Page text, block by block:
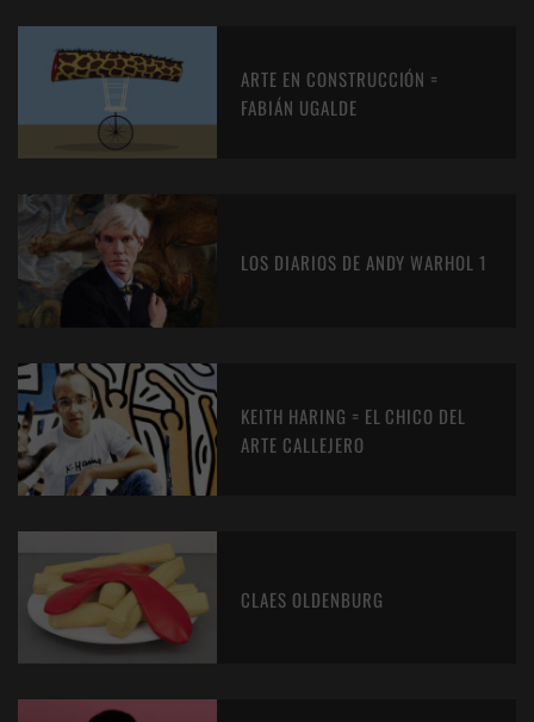
ARTE EN CONSTRUCCIÓN =
FABIÁN UGALDE
LOS DIARIOS DE ANDY WARHOL 1
KEITH HARING = EL CHICO DEL
ARTE CALLEJERO
CLAES OLDENBURG